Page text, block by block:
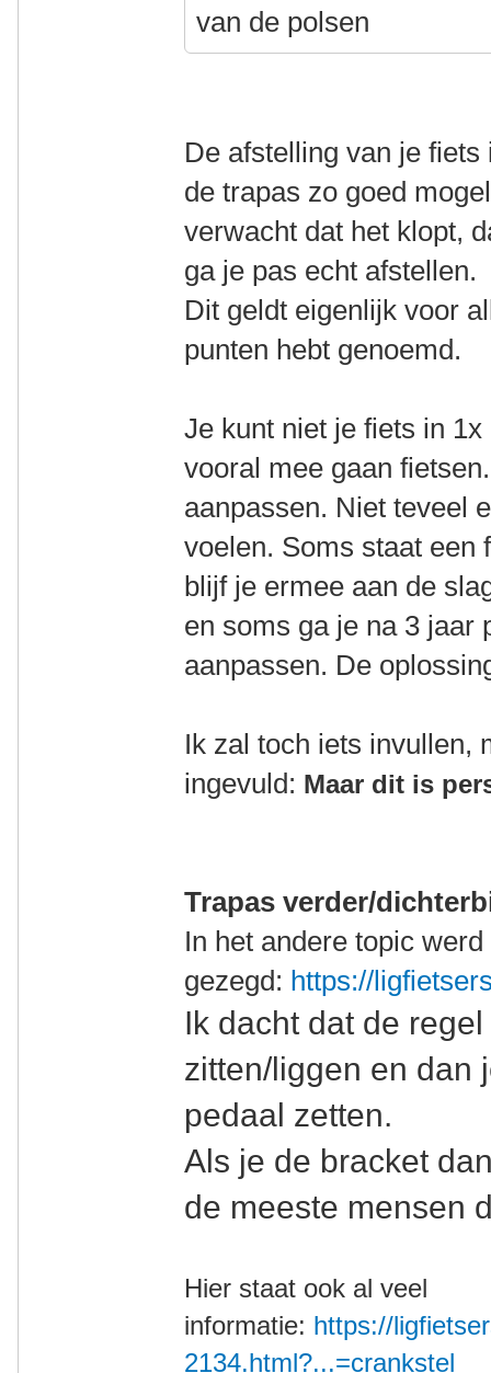
van de polsen
De afstelling van je
de trapas zo goed
verwacht dat het klopt,
ga je pas echt afstellen.
Dit geldt eigenlijk voor
punten hebt genoemd.
Je kunt niet je fiets in
vooral mee gaan
aanpassen. Niet teveel
voelen. Soms staat een
blijf je ermee aan de
en soms ga je na 3 jaar
aanpassen. De
Ik zal toch iets invullen,
ingevuld: Maar dit is
Trapas verder/
In het andere topic werd
gezegd: https://
Ik dacht dat de
zitten/liggen en dan
pedaal zetten.
Als je de bracket
de meeste mensen
Hier staat ook al veel
informatie: https://
2134.html?...=crankstel